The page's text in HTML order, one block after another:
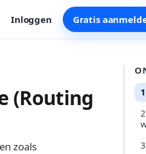
Inloggen Gratis
(Routing
zoals